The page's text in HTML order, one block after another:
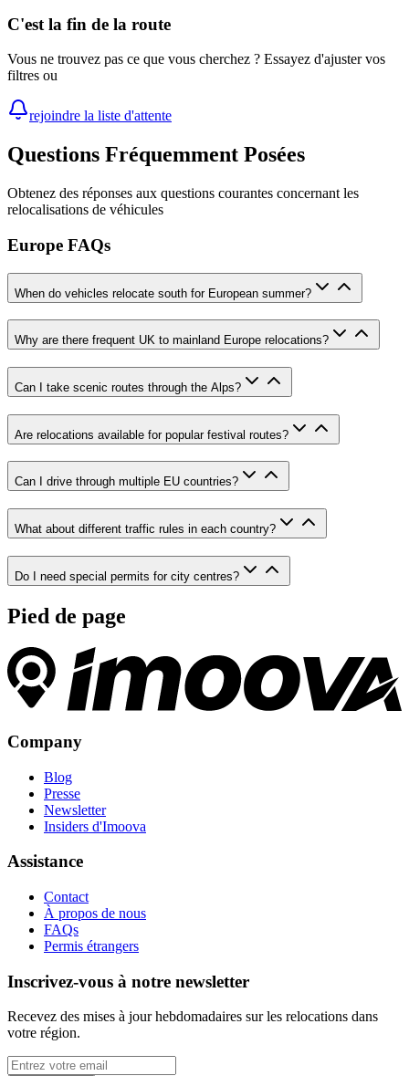
C'est la fin de la route
Vous ne trouvez pas ce que vous cherchez ? Essayez d'ajuster vos
filtres ou
rejoindre la liste d'attente
Questions Fréquemment Posées
Obtenez des réponses aux questions courantes concernant les
relocalisations de véhicules
Europe FAQs
When do vehicles relocate south for European summer?
Why are there frequent UK to mainland Europe relocations?
Can I take scenic routes through the Alps?
Are relocations available for popular festival routes?
Can I drive through multiple EU countries?
What about different traffic rules in each country?
Do I need special permits for city centres?
Pied de page
Company
Blog
Presse
Newsletter
Insiders d'Imoova
Assistance
Contact
À propos de nous
FAQs
Permis étrangers
Inscrivez-vous à notre newsletter
Recevez des mises à jour hebdomadaires sur les relocations dans
votre région.